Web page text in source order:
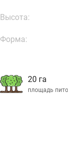
Высота:
Форма:
20 га
площадь